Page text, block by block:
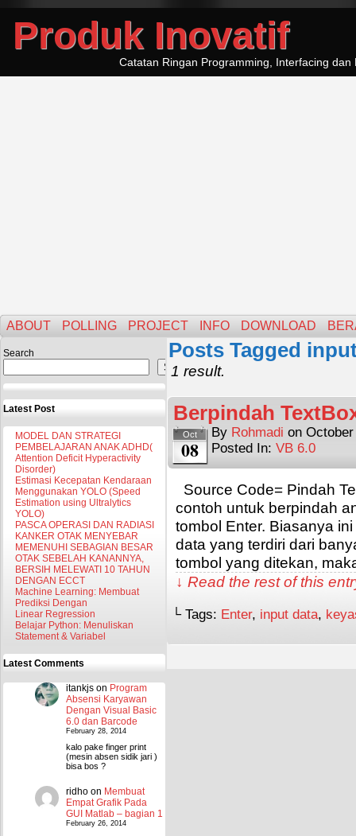
Produk Inovatif
Catatan Ringan Programming, Interfacing dan
ABOUT POLLING PROJECT INFO DOWNLOAD
Search
Search
Latest Post
MODEL DAN STRATEGI
PEMBELAJARAN ANAK ADHD(
Attention Deficit Hyperactivity
Disorder)
Estimasi Kecepatan Kendaraan
Menggunakan YOLO (Speed
Estimation using Ultralytics
YOLO)
PASCA OPERASI DAN RADIASI
KANKER OTAK MENYEBAR
MEMENUHI SEBAGIAN BESAR
OTAK SEBELAH KANANNYA,
BERSIH MELEWATI 10 TAHUN
DENGAN ECCT
Machine Learning: Membuat
Prediksi Dengan
Linear Regression
Belajar Python: Menuliskan
Statement & Variabel
Latest Comments
itankjs on Program
Absensi Karyawan
Dengan Visual Basic
6.0 dan Barcode
February 28, 2014
kalo pake finger print
(mesin absen sidik jari )
bisa bos ?
ridho on Membuat
Empat Grafik Pada
GUI Matlab – bagian 1
February 26, 2014
Posts Tagged
1 result.
Berpindah
Oct
08
By Rohmadi on
Posted In: VB 6.0
Source Code= Pindah
contoh untuk berpindah
tombol Enter. Biasanya
data yang terdiri dari
tombol yang ditekan,
↓ Read the rest of this
└ Tags: Enter, input data,